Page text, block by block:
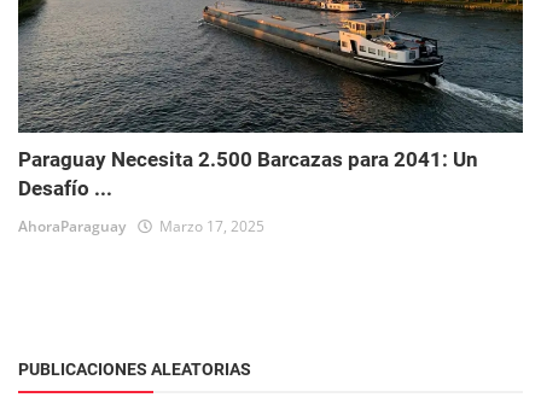
Paraguay Necesita 2.500 Barcazas para 2041: Un
Desafío ...
AhoraParaguay Marzo 17, 2025
PUBLICACIONES ALEATORIAS